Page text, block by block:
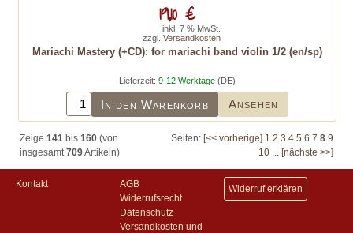
Mariachi Mastery (+CD): for mariachi band violin 1/2 (en/sp)
Lieferzeit: 9-12 Werktage (DE)
In den Warenkorb Ansehen
19,10 €
inkl. 7 % MwSt.
zzgl. Versandkosten
Zeige 141 bis 160 (von
insgesamt709Artikeln)
Seiten: [<< vorherige] 1 2 3 4 5 6 7 8 9
10 ... [nächste >>]
Kontakt
AGB
Widerrufsrecht
Datenschutz
Versandkosten und
Widerruf erklären